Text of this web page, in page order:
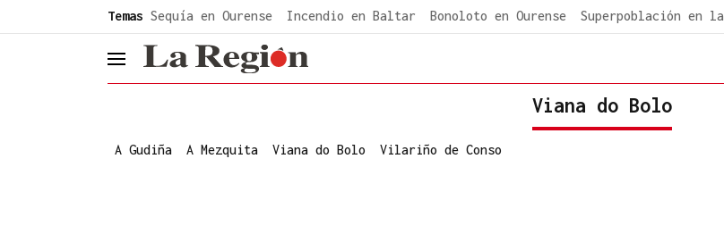
Temas Sequía en Ourense Incendio en Baltar Bonoloto en Ourense Superpoblación en
header.menu.open
Viana do Bolo
A Gudiña A Mezquita Viana do Bolo Vilariño de Conso